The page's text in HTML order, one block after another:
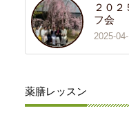
２０
フ会
2025-
薬膳レッスン